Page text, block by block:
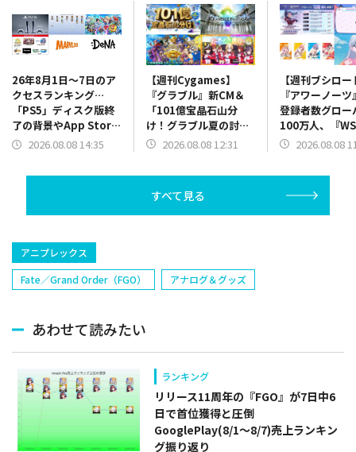
26年8月1日～7日のア
クセスランキング…
「PS5」ディスク版終
了の背景やApp Store
振り返り、決算関係が
2026.08.08 14:35
【週刊Cygames】
『グラブル』新CM＆
「101億宝晶石山分
け！グラブル夏の討伐
祭！」、『ウマ娘』新
など（26年8月1日～7
日）
2026.08.08 12:31
【週刊ブシロ
『アワーノー
登録者数グロー
100万人、『
ースターパック
～7日）
2026.08.08
すべて見る
アニプレックス
Fate／Grand Order（FGO）
アナログ＆グッズ
あわせて読みたい
ランキング
リリース11周年の『FGO』が7日中6
日で首位獲得と圧倒
GooglePlay(8/1～8/7)売上ランキン
グ振り返り